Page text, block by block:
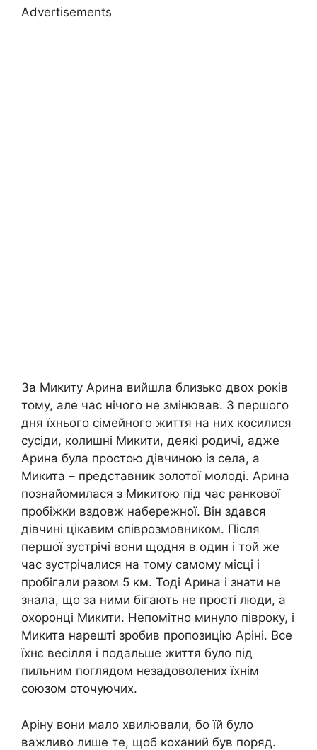
Advertisements
За Микиту Арина вийшла близько двох років
тому, але час нічого не змінював. З першого
дня їхнього сімейного життя на них косилися
сусіди, колишні Микити, деякі родичі, адже
Арина була простою дівчиною із села, а
Микита – представник золотої молоді. Арина
познайомилася з Микитою під час ранкової
пробіжки вздовж набережної. Він здався
дівчині цікавим співрозмовником. Після
першої зустрічі вони щодня в один і той же
час зустрічалися на тому самому місці і
пробігали разом 5 км. Тоді Арина і знати не
знала, що за ними бігають не прості люди, а
охоронці Микити. Непомітно минуло півроку, і
Микита нарешті зробив пропозицію Аріні. Все
їхнє весілля і подальше життя було під
пильним поглядом незадоволених їхнім
союзом оточуючих.
Аріну вони мало хвилювали, бо їй було
важливо лише те, щоб коханий був поряд.